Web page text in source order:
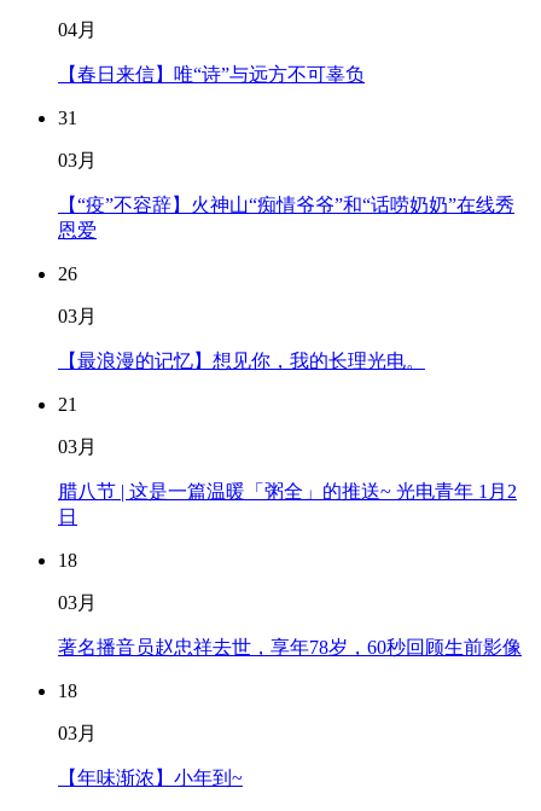
04月
【春日来信】唯“诗”与远方不可辜负
31
03月
【“疫”不容辞】火神山“痴情爷爷”和“话唠奶奶”在线秀
恩爱
26
03月
【最浪漫的记忆】想见你，我的长理光电。
21
03月
腊八节 | 这是一篇温暖「粥全」的推送~ 光电青年 1月2
日
18
03月
著名播音员赵忠祥去世，享年78岁，60秒回顾生前影像
18
03月
【年味渐浓】小年到~